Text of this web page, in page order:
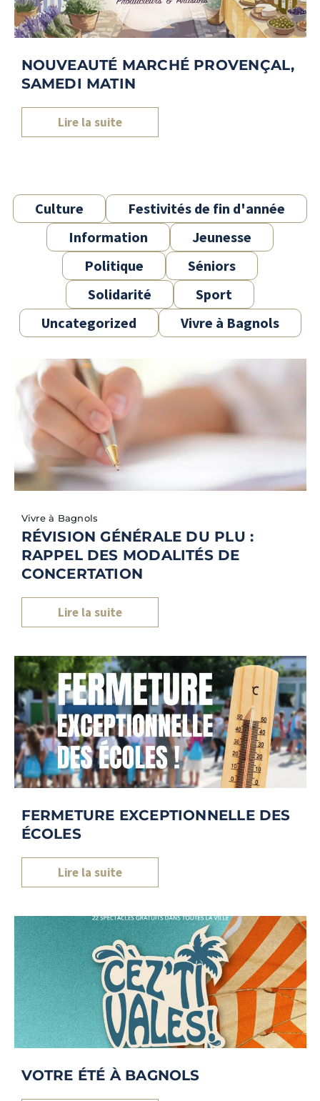
NOUVEAUTÉ MARCHÉ PROVENÇAL,
SAMEDI MATIN
Lire la suite
Culture
Festivités de fin d'année
Information
Jeunesse
Politique
Séniors
Solidarité
Sport
Uncategorized
Vivre à Bagnols
RÉVISION GÉNÉRALE DU PLU :
RAPPEL DES MODALITÉS DE
CONCERTATION
Vivre à Bagnols
Lire la suite
FERMETURE EXCEPTIONNELLE DES
ÉCOLES
Lire la suite
VOTRE ÉTÉ À BAGNOLS